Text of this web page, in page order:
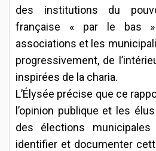
des institutions du
française « par le bas
associations et les
progressivement, de
inspirées de la charia.
L’Élysée précise que ce
l’opinion publique et les
des élections
identifier et documenter